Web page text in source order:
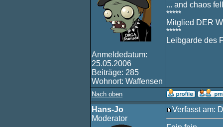
Anmeldedatum:
25.05.2006
Beiträge: 285
Wohnort: Waffensen
... and chaos
*****
Mitglied DER
*****
Leibgarde des
Nach oben
Hans-Jo
Moderator
Verfasst am: